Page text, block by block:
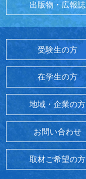
出版物・広報誌
受験生の方
在学生の方
地域・企業の方
お問い合わせ
取材ご希望の方